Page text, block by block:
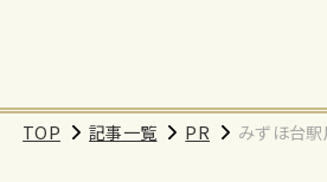
TOP 記事一覧 PR
みずほ台